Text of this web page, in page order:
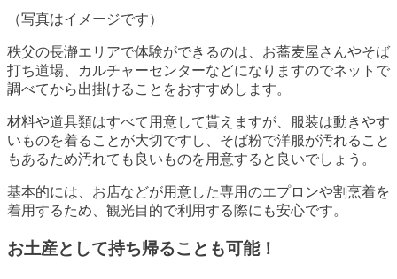
（写真はイメージです）
秩父の長瀞エリアで体験ができるのは、お蕎麦屋さんやそば
打ち道場、カルチャーセンターなどになりますのでネットで
調べてから出掛けることをおすすめします。
材料や道具類はすべて用意して貰えますが、服装は動きやす
いものを着ることが大切ですし、そば粉で洋服が汚れること
もあるため汚れても良いものを用意すると良いでしょう。
基本的には、お店などが用意した専用のエプロンや割烹着を
着用するため、観光目的で利用する際にも安心です。
お土産として持ち帰ることも可能！